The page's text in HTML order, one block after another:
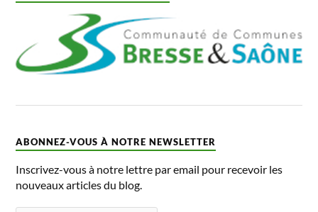
ABONNEZ-VOUS À NOTRE NEWSLETTER
Inscrivez-vous à notre lettre par email pour recevoir les
nouveaux articles du blog.